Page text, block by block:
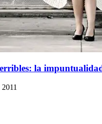
la